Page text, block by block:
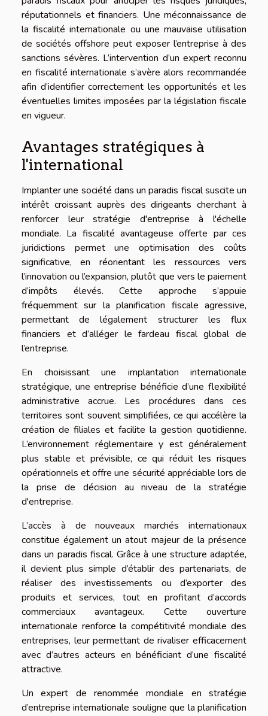
réputationnels et financiers. Une méconnaissance de
la fiscalité internationale ou une mauvaise utilisation
de sociétés offshore peut exposer l’entreprise à des
sanctions sévères. L’intervention d’un expert reconnu
en fiscalité internationale s’avère alors recommandée
afin d’identifier correctement les opportunités et les
éventuelles limites imposées par la législation fiscale
en vigueur.
Avantages stratégiques à
l'international
Implanter une société dans un paradis fiscal suscite un
intérêt croissant auprès des dirigeants cherchant à
renforcer leur stratégie d'entreprise à l'échelle
mondiale. La fiscalité avantageuse offerte par ces
juridictions permet une optimisation des coûts
significative, en réorientant les ressources vers
l’innovation ou l’expansion, plutôt que vers le paiement
d’impôts élevés. Cette approche s’appuie
fréquemment sur la planification fiscale agressive,
permettant de légalement structurer les flux
financiers et d’alléger le fardeau fiscal global de
l’entreprise.
En choisissant une implantation internationale
stratégique, une entreprise bénéficie d’une flexibilité
administrative accrue. Les procédures dans ces
territoires sont souvent simplifiées, ce qui accélère la
création de filiales et facilite la gestion quotidienne.
L’environnement réglementaire y est généralement
plus stable et prévisible, ce qui réduit les risques
opérationnels et offre une sécurité appréciable lors de
la prise de décision au niveau de la stratégie
d'entreprise.
L’accès à de nouveaux marchés internationaux
constitue également un atout majeur de la présence
dans un paradis fiscal. Grâce à une structure adaptée,
il devient plus simple d’établir des partenariats, de
réaliser des investissements ou d’exporter des
produits et services, tout en profitant d’accords
commerciaux avantageux. Cette ouverture
internationale renforce la compétitivité mondiale des
entreprises, leur permettant de rivaliser efficacement
avec d’autres acteurs en bénéficiant d’une fiscalité
attractive.
Un expert de renommée mondiale en stratégie
d’entreprise internationale souligne que la planification